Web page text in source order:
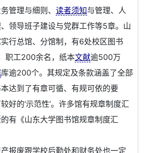
管理与细则、 读者须知与管理、人
领导班子建设与党群工作等5章。山
行总馆、分馆制，有6处校区图书
职工200余名，纸本文献逾500万
库逾200个。其规定及条款涵盖了全部
达到了有章可循、有规可依的要
好的‘示范性’。许多馆有规章制度汇
有《山东大学图书馆规章制度汇
报废跟学校后勤处和财务处也一定